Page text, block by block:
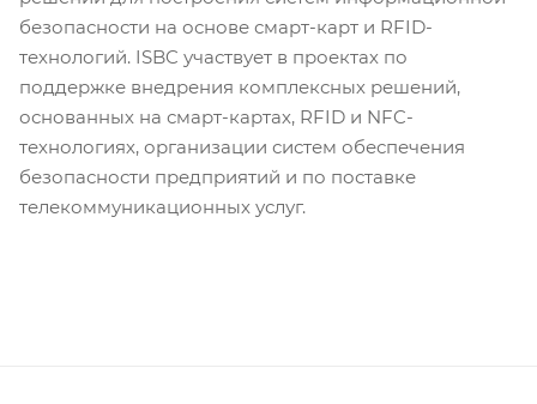
безопасности на основе смарт-карт и RFID-
технологий. ISBC участвует в проектах по
поддержке внедрения комплексных решений,
основанных на смарт-картах, RFID и NFC-
технологиях, организации систем обеспечения
безопасности предприятий и по поставке
телекоммуникационных услуг.